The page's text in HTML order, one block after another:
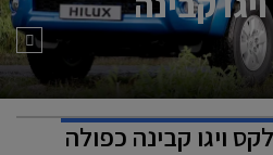
ויגו קבינה כפולה